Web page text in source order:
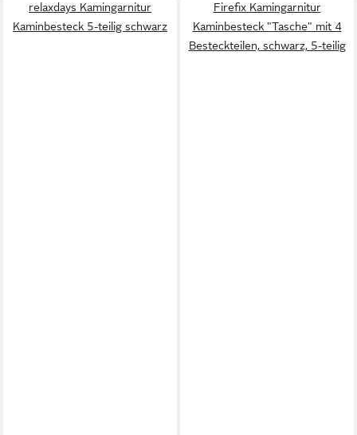
relaxdays Kamingarnitur
Kaminbesteck 5-teilig schwarz
Firefix Kamingarnitur
Kaminbesteck "Tasche" mit 4
Besteckteilen, schwarz, 5-teilig